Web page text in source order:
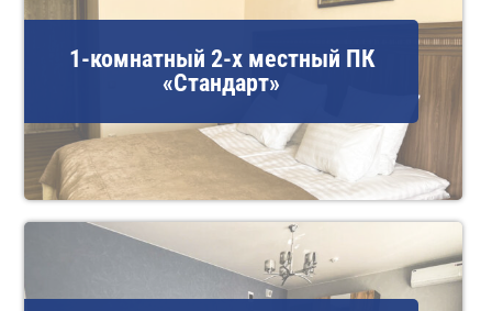
1-комнатный 2-х местный ПК
«Стандарт»